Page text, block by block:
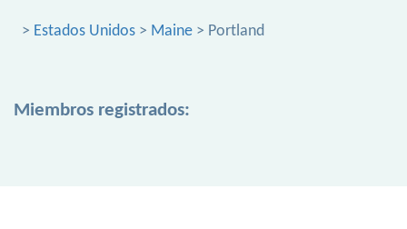
> Estados Unidos > Maine > Portland
Miembros registrados: